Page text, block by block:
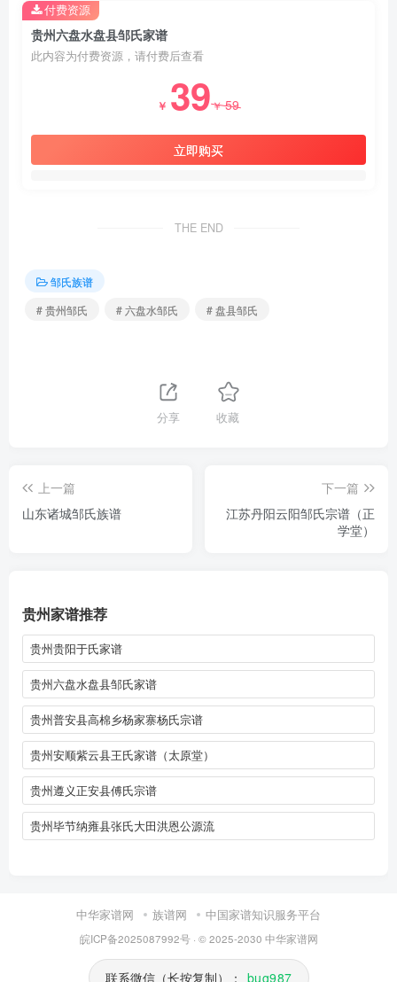
贵州六盘水盘县邹氏家谱
此内容为付费资源，请付费后查看
￥ 39￥59
立即购买
付费资源
THE END
邹氏族谱
# 贵州邹氏
# 六盘水邹氏 # 盘县邹氏
分享 收藏
上一篇
山东诸城邹氏族谱
下一篇
江苏丹阳云阳邹氏宗谱（正
学堂）
贵州家谱推荐
贵州贵阳于氏家谱
贵州六盘水盘县邹氏家谱
贵州普安县高棉乡杨家寨杨氏宗谱
贵州安顺紫云县王氏家谱（太原堂）
贵州遵义正安县傅氏宗谱
贵州毕节纳雍县张氏大田洪恩公源流
中华家谱网 族谱网 中国家谱知识服务平台
皖ICP备2025087992号· © 2025-2030 中华家谱网
联系微信（长按复制）： bug987